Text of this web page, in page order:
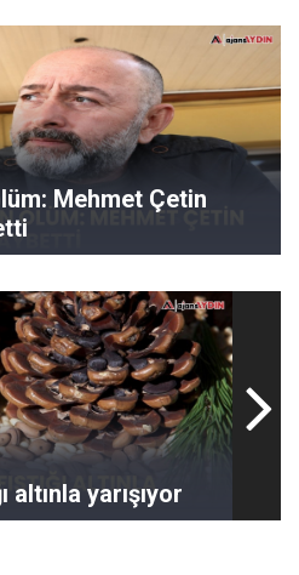
Mehmet Çetin
altınla yarışıyor